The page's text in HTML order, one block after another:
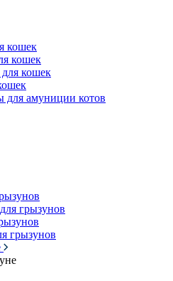
кошек
кошек
кошек
для амуниции котов
грызунов
грызунов